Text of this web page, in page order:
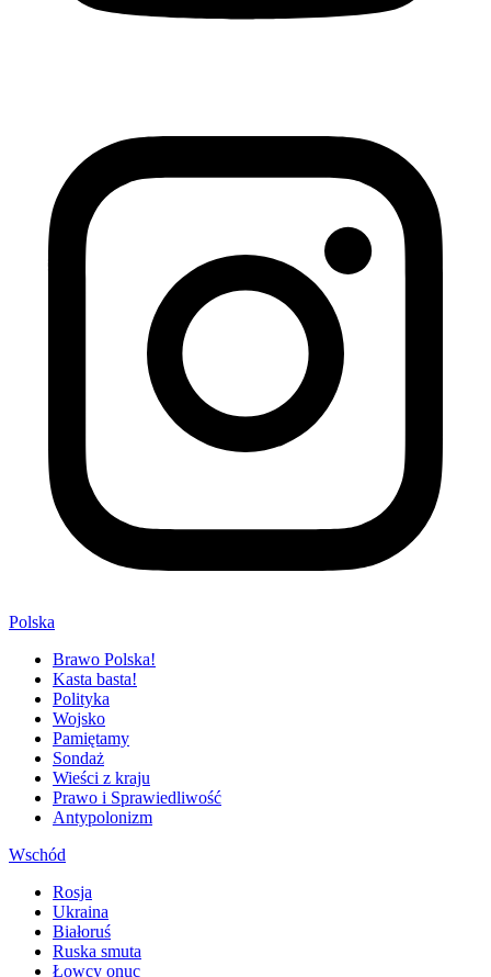
Polska
Brawo Polska!
Kasta basta!
Polityka
Wojsko
Pamiętamy
Sondaż
Wieści z kraju
Prawo i Sprawiedliwość
Antypolonizm
Wschód
Rosja
Ukraina
Białoruś
Ruska smuta
Łowcy onuc